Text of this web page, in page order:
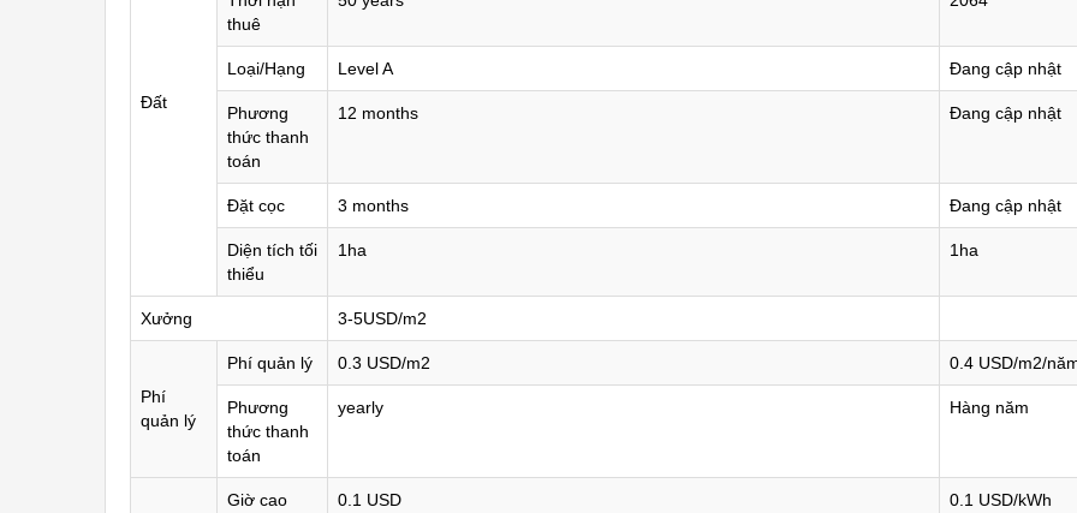
Đất
thuê
Loại/Hạng Level A Đang cập nhật
Phương
thức thanh
toán
12 months Đang cập nhật
Đặt cọc 3 months Đang cập nhật
Diện tích tối
thiểu
1ha 1ha
Xưởng 3-5USD/m2
Phí
quản lý
Phí quản lý 0.3 USD/m2 0.4 USD/m2/
Phương
thức thanh
toán
yearly Hàng năm
Giờ cao
0.1 USD 0.1 USD/kWh